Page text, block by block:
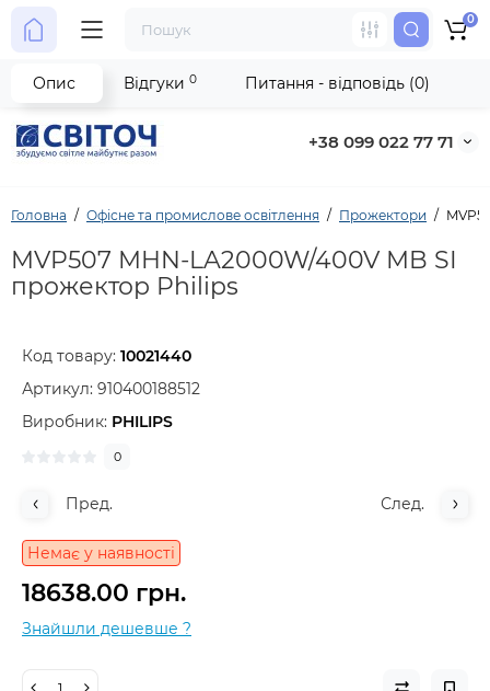
+38 099 022 77 71
0
Головна Офісне та промислове освітлення Прожектори
MVP507 MHN-LA2000W/400V MB SI
прожектор Philips
Код товару: 10021440
Артикул: 910400188512
Виробник: PHILIPS
0
Пред. След.
Немає у наявності
18638.00 грн.
Знайшли дешевше ?
Опис Відгуки 0 Питання - відповідь (0)